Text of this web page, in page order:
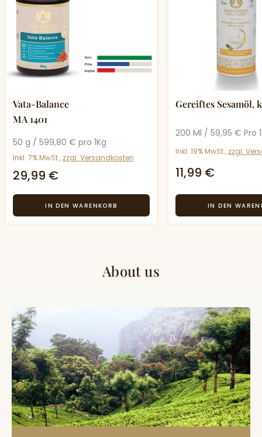
Vata-Balance
MA 1401
50 g / 599,80 € pro 1Kg
Inkl. 7% MwSt., zzgl. Versandkosten
29,99 €
Gereiftes Sesamöl,
200 Ml / 59,95 € Pro
Inkl. 19% MwSt., zzgl.
11,99 €
About us